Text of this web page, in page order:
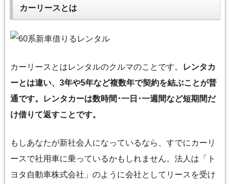
カーリースとは
カーリースとはレンタルのクルマのことです。
レンタカ
ーとは違い、3年や5年など複数年で契約を結ぶことが普
通です。レンタカーは数時間･一日･一週間など短期間だ
け借りて返すことです。
もしあなたが新社会人になっているなら、すでにカーリ
ースで社用車に乗っているかもしれません。法人は「ト
ヨタ自動車株式会社」のように会社としてリースを受け